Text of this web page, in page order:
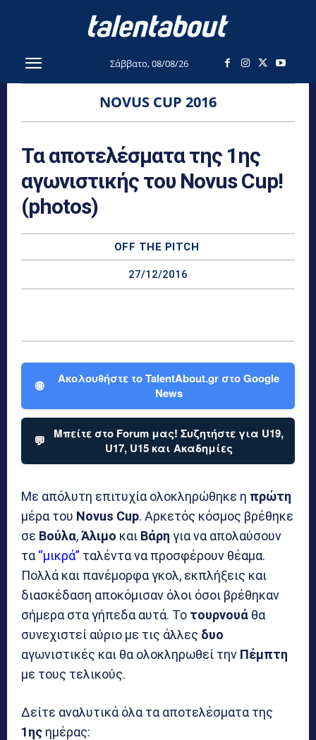
Σάββατο, 08/08/26
NOVUS CUP 2016
Τα αποτελέσματα της 1ης
αγωνιστικής του Novus Cup!
(photos)
OFF THE PITCH
27/12/2016
🌐
Ακολουθήστε το TalentAbout.gr στο Google
News
💬
Μπείτε στο Forum μας! Συζητήστε για U19,
U17, U15 και Ακαδημίες
Με απόλυτη επιτυχία ολοκληρώθηκε η πρώτη
μέρα του Novus Cup. Αρκετός κόσμος βρέθηκε
σε Βούλα,Άλιμο και Βάρη για να απολαύσουν
τα “μικρά” ταλέντα να προσφέρουν θέαμα.
Πολλά και πανέμορφα γκολ, εκπλήξεις και
διασκέδαση αποκόμισαν όλοι όσοι βρέθηκαν
σήμερα στα γήπεδα αυτά. Το τουρνουά θα
συνεχιστεί αύριο με τις άλλες δυο
αγωνιστικές και θα ολοκληρωθεί την Πέμπτη
με τους τελικούς.
Δείτε αναλυτικά όλα τα αποτελέσματα της
1ης ημέρας: